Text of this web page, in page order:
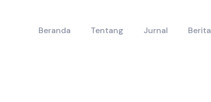
Beranda Tentang Jurnal Berita